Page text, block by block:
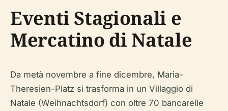
Eventi Stagionali e
Mercatino di Natale
Da metà novembre a fine dicembre, Maria-
Theresien-Platz si trasforma in un Villaggio di
Natale (Weihnachtsdorf) con oltre 70 bancarelle